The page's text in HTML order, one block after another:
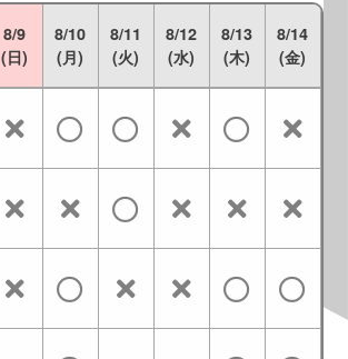
8/9
(日)
8/10
(月)
8/11
(火)
8/12
(水)
8/13
(木)
8/14
(金)